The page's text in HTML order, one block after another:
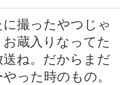
に撮ったやつじゃ
蔵入りなってた
ね。だからまだ
った時のもの。